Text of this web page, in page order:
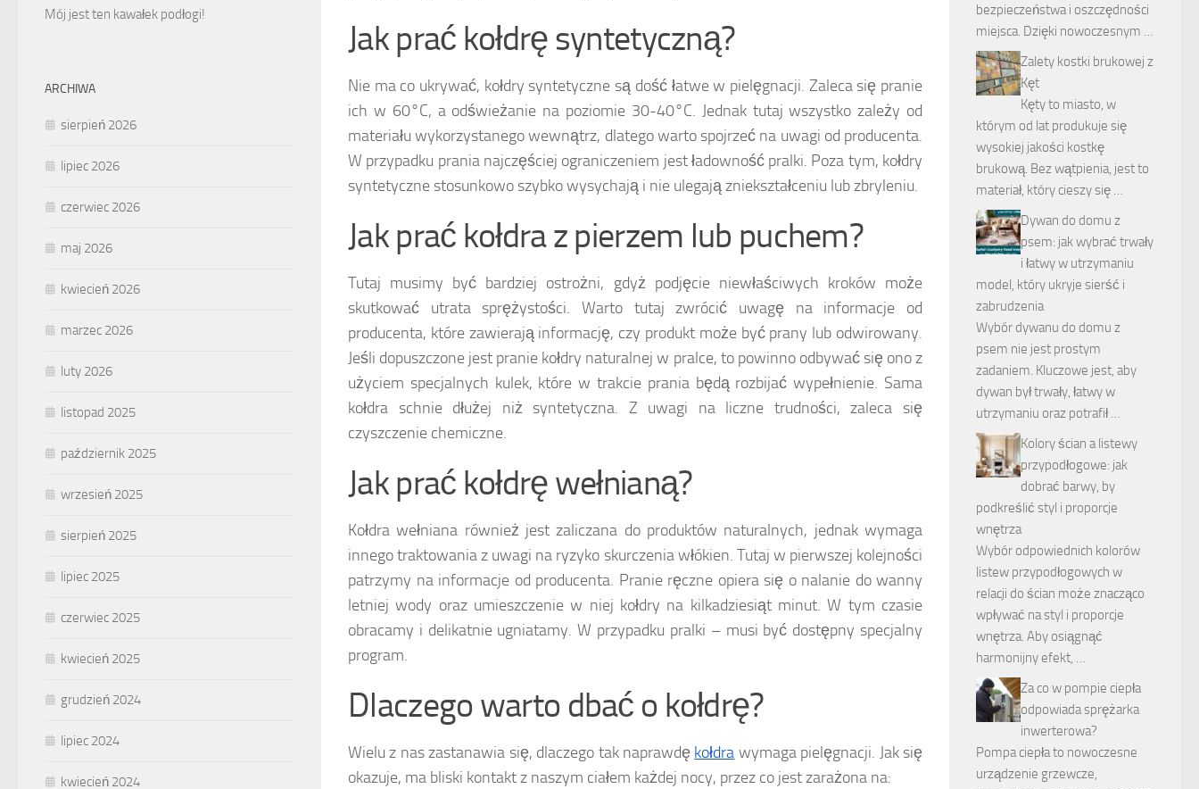
Jak prać kołdrę syntetyczną?
Nie ma co ukrywać, kołdry syntetyczne są dość łatwe w pielęgnacji. Zaleca się pranie
ich w 60°C, a odświeżanie na poziomie 30-40°C. Jednak tutaj wszystko zależy od
materiału wykorzystanego wewnątrz, dlatego warto spojrzeć na uwagi od producenta.
W przypadku prania najczęściej ograniczeniem jest ładowność pralki. Poza tym, kołdry
syntetyczne stosunkowo szybko wysychają i nie ulegają zniekształceniu lub zbryleniu.
Jak prać kołdra z pierzem lub puchem?
Tutaj musimy być bardziej ostrożni, gdyż podjęcie niewłaściwych kroków może
skutkować utrata sprężystości. Warto tutaj zwrócić uwagę na informacje od
producenta, które zawierają informację, czy produkt może być prany lub odwirowany.
Jeśli dopuszczone jest pranie kołdry naturalnej w pralce, to powinno odbywać się ono z
użyciem specjalnych kulek, które w trakcie prania będą rozbijać wypełnienie. Sama
kołdra schnie dłużej niż syntetyczna. Z uwagi na liczne trudności, zaleca się
czyszczenie chemiczne.
Jak prać kołdrę wełnianą?
Kołdra wełniana również jest zaliczana do produktów naturalnych, jednak wymaga
innego traktowania z uwagi na ryzyko skurczenia włókien. Tutaj w pierwszej kolejności
patrzymy na informacje od producenta. Pranie ręczne opiera się o nalanie do wanny
letniej wody oraz umieszczenie w niej kołdry na kilkadziesiąt minut. W tym czasie
obracamy i delikatnie ugniatamy. W przypadku pralki – musi być dostępny specjalny
program.
Dlaczego warto dbać o kołdrę?
Wielu z nas zastanawia się, dlaczego tak naprawdę kołdra wymaga pielęgnacji. Jak się
okazuje, ma bliski kontakt z naszym ciałem każdej nocy, przez co jest zarażona na:
Mój jest ten kawałek podłogi!
ARCHIWA
sierpień 2026
lipiec 2026
czerwiec 2026
maj 2026
kwiecień 2026
marzec 2026
luty 2026
listopad 2025
październik 2025
wrzesień 2025
sierpień 2025
lipiec 2025
czerwiec 2025
kwiecień 2025
grudzień 2024
lipiec 2024
kwiecień 2024
bezpieczeństwa i oszczędności
miejsca. Dzięki nowoczesnym …
Zalety kostki brukowej z
Kęt
Kęty to miasto, w
którym od lat produkuje się
wysokiej jakości kostkę
brukową. Bez wątpienia, jest to
materiał, który cieszy się …
Dywan do domu z
psem: jak wybrać trwały
i łatwy w utrzymaniu
model, który ukryje sierść i
zabrudzenia
Wybór dywanu do domu z
psem nie jest prostym
zadaniem. Kluczowe jest, aby
dywan był trwały, łatwy w
utrzymaniu oraz potrafił …
Kolory ścian a listewy
przypodłogowe: jak
dobrać barwy, by
podkreślić styl i proporcje
wnętrza
Wybór odpowiednich kolorów
listew przypodłogowych w
relacji do ścian może znacząco
wpływać na styl i proporcje
wnętrza. Aby osiągnąć
harmonijny efekt, …
Za co w pompie ciepła
odpowiada sprężarka
inwerterowa?
Pompa ciepła to nowoczesne
urządzenie grzewcze,